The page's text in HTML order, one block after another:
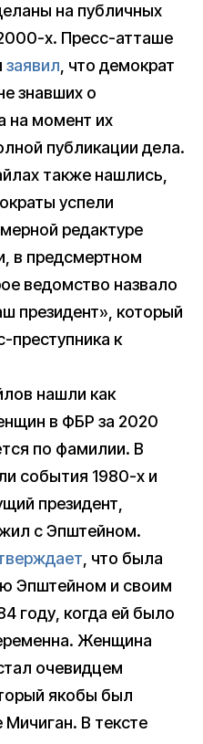
на публичных
х. Пресс-атташе
заявил, что демократ
знавших о
на момент их
публикации дела.
также нашлись,
успели
редактуре
в предсмертном
ведомство назвало
президент», который
преступника к
нашли как
в ФБР за 2020
по фамилии. В
события 1980-х и
президент,
с Эпштейном.
, что была
Эпштейном и своим
году, когда ей было
Женщина
очевидцем
якобы был
В тексте